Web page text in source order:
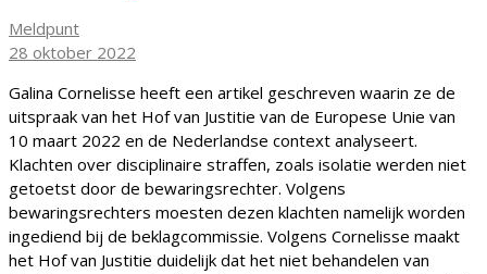
Meldpunt
28 oktober 2022
Galina Cornelisse heeft een artikel geschreven waarin ze de
uitspraak van het Hof van Justitie van de Europese Unie van
10 maart 2022 en de Nederlandse context analyseert.
Klachten over disciplinaire straffen, zoals isolatie werden niet
getoetst door de bewaringsrechter. Volgens
bewaringsrechters moesten dezen klachten namelijk worden
ingediend bij de beklagcommissie. Volgens Cornelisse maakt
het Hof van Justitie duidelijk dat het niet behandelen van